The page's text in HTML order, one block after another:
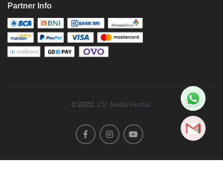
Partner Info
© 2022, CV. Nadis Herbal.